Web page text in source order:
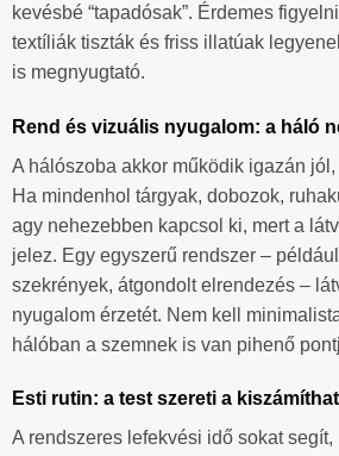
kevésbé “tapadósak”. Érdemes
textíliák tiszták és friss illatúak
is megnyugtató.
Rend és vizuális nyugalom: a háló
A hálószoba akkor működik igazán
Ha mindenhol tárgyak, dobozok,
agy nehezebben kapcsol ki, mert a
jelez. Egy egyszerű rendszer –
szekrények, átgondolt elrendezés –
nyugalom érzetét. Nem kell
hálóban a szemnek is van pihenő
Esti rutin: a test szereti a
A rendszeres lefekvési idő sokat segít,